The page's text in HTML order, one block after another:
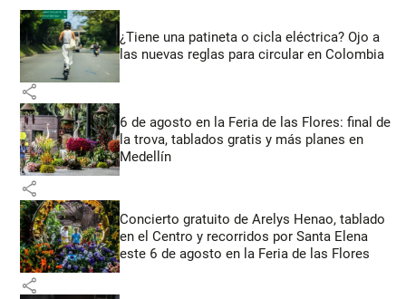
¿Tiene una patineta o cicla eléctrica? Ojo a
las nuevas reglas para circular en Colombia
share
6 de agosto en la Feria de las Flores: final de
la trova, tablados gratis y más planes en
Medellín
share
Concierto gratuito de Arelys Henao, tablado
en el Centro y recorridos por Santa Elena
este 6 de agosto en la Feria de las Flores
share